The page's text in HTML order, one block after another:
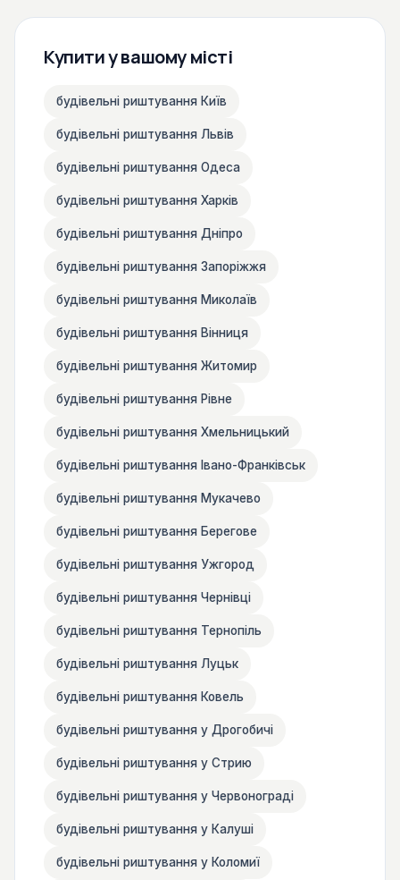
Купити у вашому місті
будівельні риштування Київ
будівельні риштування Львів
будівельні риштування Одеса
будівельні риштування Харків
будівельні риштування Дніпро
будівельні риштування Запоріжжя
будівельні риштування Миколаїв
будівельні риштування Вінниця
будівельні риштування Житомир
будівельні риштування Рівне
будівельні риштування Хмельницький
будівельні риштування Івано-Франківськ
будівельні риштування Мукачево
будівельні риштування Берегове
будівельні риштування Ужгород
будівельні риштування Чернівці
будівельні риштування Тернопіль
будівельні риштування Луцьк
будівельні риштування Ковель
будівельні риштування у Дрогобичі
будівельні риштування у Стрию
будівельні риштування у Червонограді
будівельні риштування у Калуші
будівельні риштування у Коломиї